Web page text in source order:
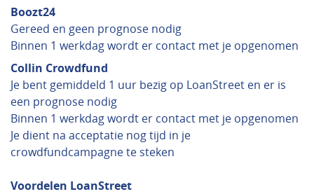
Boozt24
Gereed en geen prognose nodig
Binnen 1 werkdag wordt er contact met je opgenomen
Collin Crowdfund
Je bent gemiddeld 1 uur bezig op LoanStreet en er is
een prognose nodig
Binnen 1 werkdag wordt er contact met je opgenomen
Je dient na acceptatie nog tijd in je
crowdfundcampagne te steken
Voordelen LoanStreet